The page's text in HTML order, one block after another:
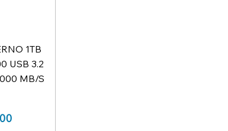
1TB
USB 3.2
MB/S